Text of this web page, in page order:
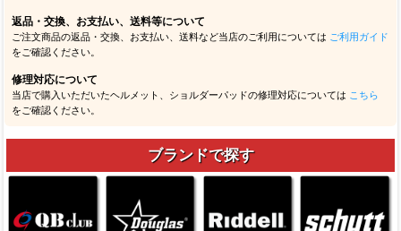
返品・交換、お支払い、送料等について
ご注文商品の返品・交換、お支払い、送料など当店のご利用については ご利用ガイド
をご確認ください。
修理対応について
当店で購入いただいたヘルメット、ショルダーパッドの修理対応については こちら
をご確認ください。
ブランドで探す